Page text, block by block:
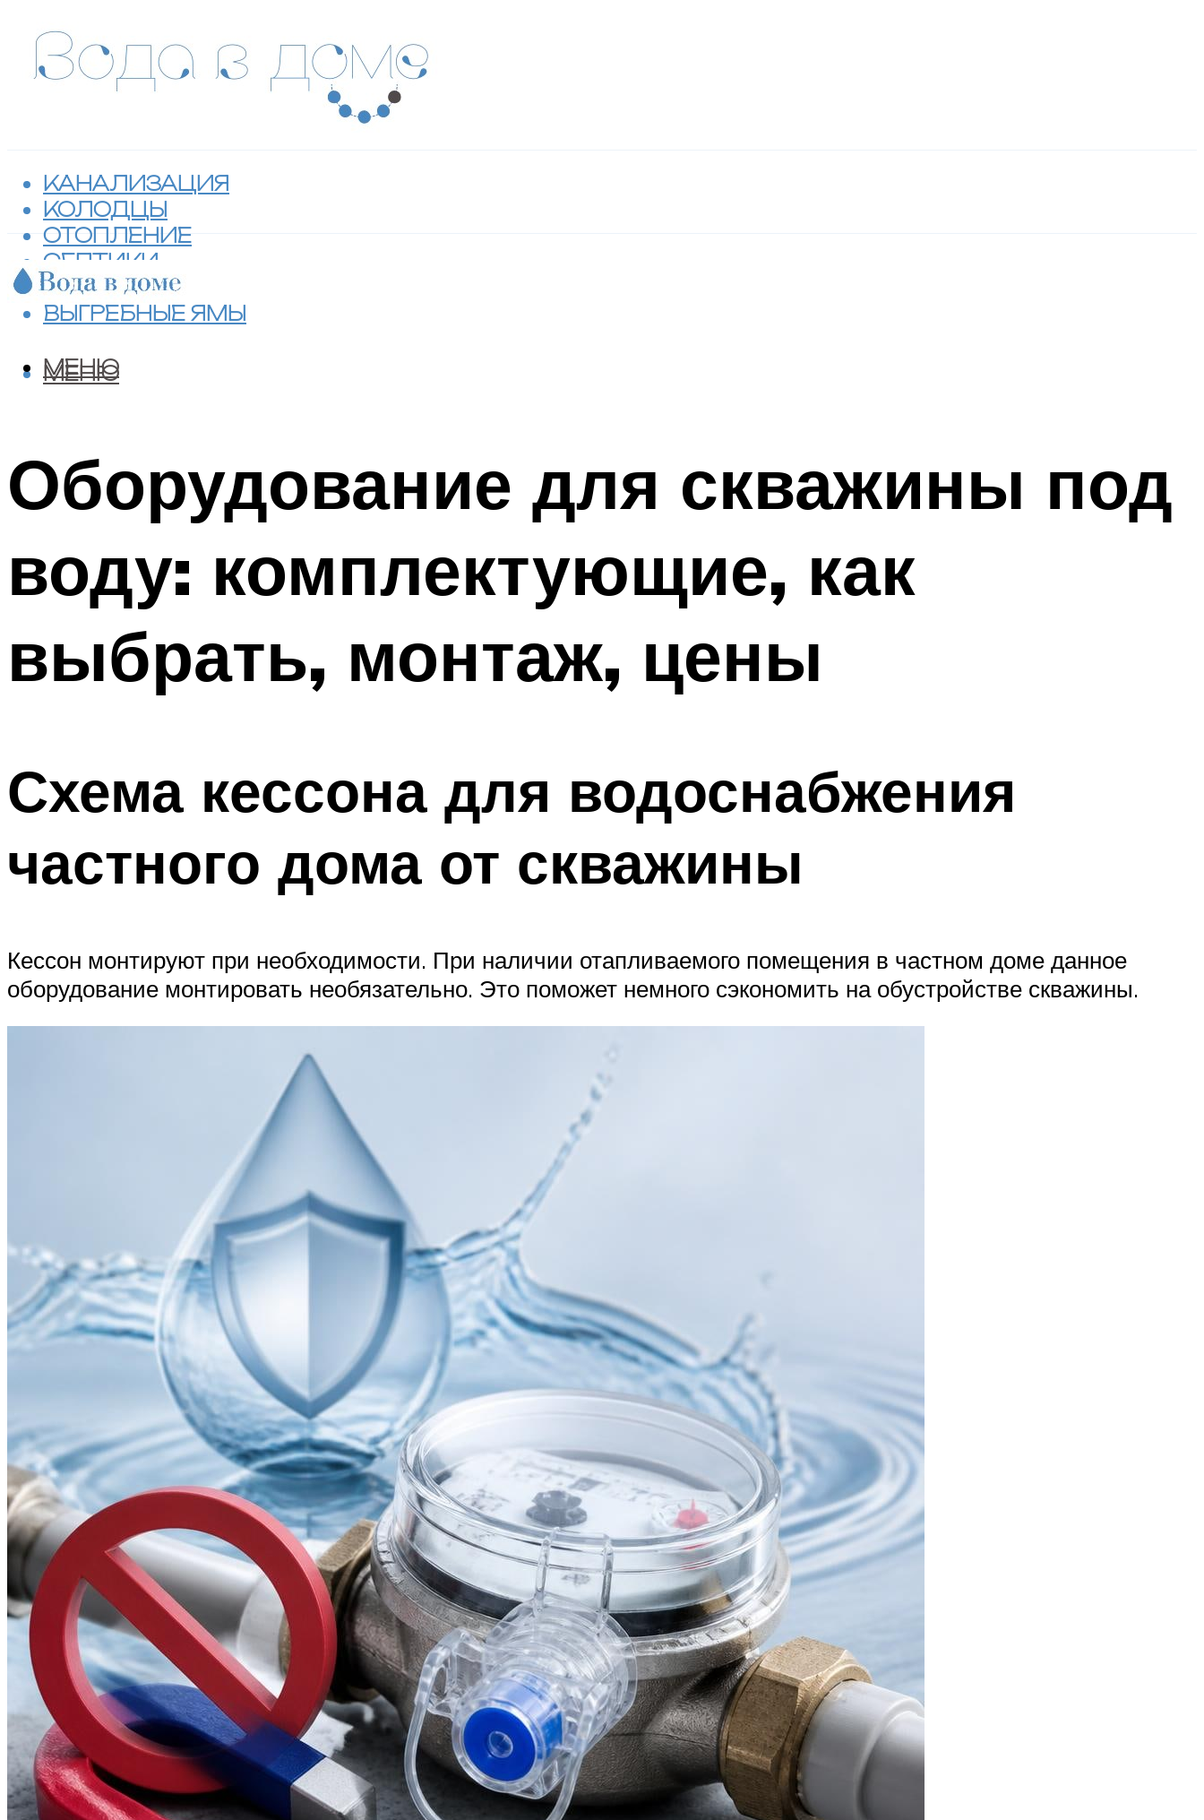
КАНАЛИЗАЦИЯ
КОЛОДЦЫ
ОТОПЛЕНИЕ
СЕПТИКИ
ТУАЛЕТЫ
ВЫГРЕБНЫЕ ЯМЫ
МЕНЮ
МЕНЮ
Оборудование для скважины под
воду: комплектующие, как
выбрать, монтаж, цены
Схема кессона для водоснабжения
частного дома от скважины
Кессон монтируют при необходимости. При наличии отапливаемого помещения в частном доме данное
оборудование монтировать необязательно. Это поможет немного сэкономить на обустройстве скважины.